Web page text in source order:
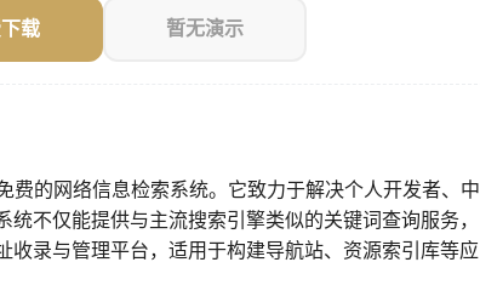
载 暂无演示
的网络信息检索系统。它致力于解决个人开发者、中
不仅能提供与主流搜索引擎类似的关键词查询服务，
录与管理平台，适用于构建导航站、资源索引库等应